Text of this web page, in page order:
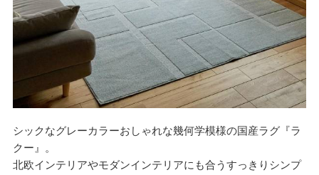
シックなグレーカラーおしゃれな幾何学模様の国産ラグ『ラ
クー』。
北欧インテリアやモダンインテリアにも合うすっきりシンプ